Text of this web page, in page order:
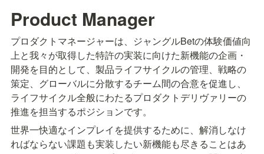
Product Manager
プロダクトマネージャーは、ジャングルBetの体験価値向
上と我々が取得した特許の実装に向けた新機能の企画・
開発を目的として、製品ライフサイクルの管理、戦略の
策定、グローバルに分散するチーム間の合意を促進し、
ライフサイクル全般にわたるプロダクトデリヴァリーの
推進を担当するポジションです。
世界一快適なインプレイを提供するために、解消しなけ
ればならない課題も実装したい新機能も尽きることはあ